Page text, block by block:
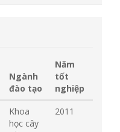
Ngành
đào tạo
Năm
tốt
nghiệp
Khoa
học cây
2011